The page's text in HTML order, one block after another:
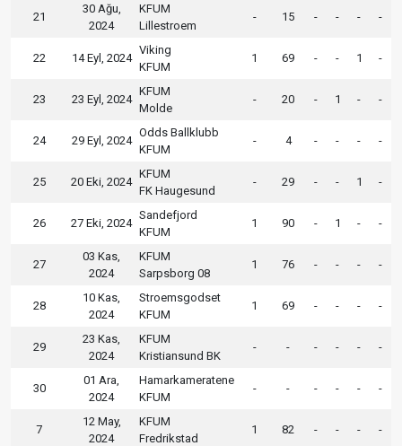
21
30 Ağu,
2024
KFUM
Lillestroem
- 15 - - - -
22 14 Eyl, 2024
Viking
KFUM
1 69 - - 1 -
23 23 Eyl, 2024
KFUM
Molde
- 20 - 1 - -
24 29 Eyl, 2024
Odds Ballklubb
KFUM
- 4 - - - -
25 20 Eki, 2024
KFUM
FK Haugesund
- 29 - - 1 -
26 27 Eki, 2024
Sandefjord
KFUM
1 90 - 1 - -
27
03 Kas,
2024
KFUM
Sarpsborg 08
1 76 - - - -
28
10 Kas,
2024
Stroemsgodset
KFUM
1 69 - - - -
29
23 Kas,
2024
KFUM
Kristiansund BK
- - - - - -
30
01 Ara,
2024
Hamarkameratene
KFUM
- - - - - -
7
12 May,
2024
KFUM
Fredrikstad
1 82 - - - -